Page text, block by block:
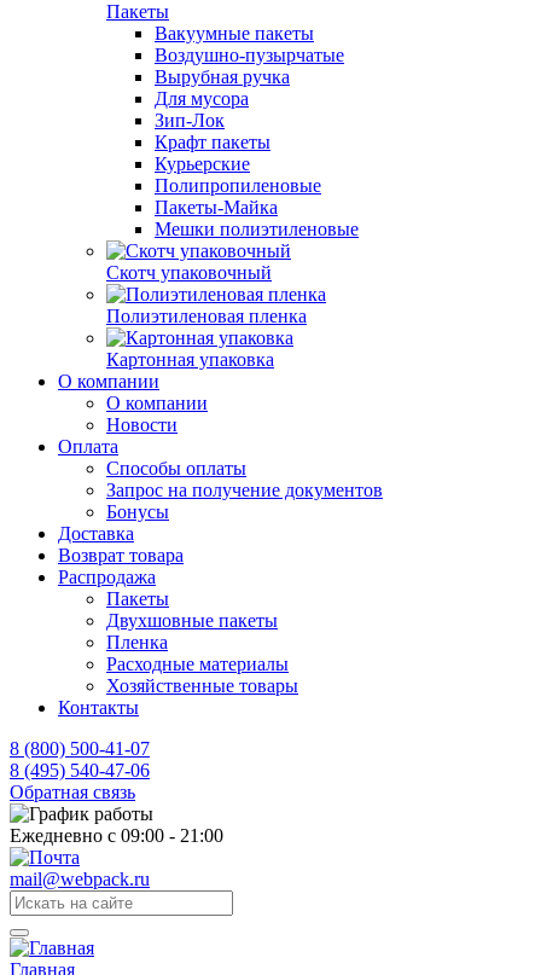
Пакеты
Вакуумные пакеты
Воздушно-пузырчатые
Вырубная ручка
Для мусора
Зип-Лок
Крафт пакеты
Курьерские
Полипропиленовые
Пакеты-Майка
Мешки полиэтиленовые
Скотч упаковочный
Полиэтиленовая пленка
Картонная упаковка
О компании
О компании
Новости
Оплата
Способы оплаты
Запрос на получение документов
Бонусы
Доставка
Возврат товара
Распродажа
Пакеты
Двухшовные пакеты
Пленка
Расходные материалы
Хозяйственные товары
Контакты
8 (800) 500-41-07
8 (495) 540-47-06
Обратная связь
Ежедневно с 09:00 - 21:00
mail@webpack.ru
Главная